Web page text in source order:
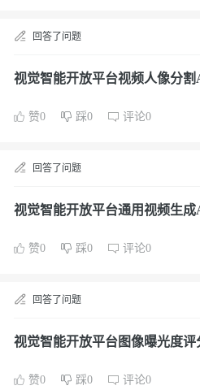
回答了问题
视觉智能开放平台视频人像分
赞0 踩0 评论0
回答了问题
视觉智能开放平台通用视频生成
赞0 踩0 评论0
回答了问题
视觉智能开放平台图像曝光度
赞0 踩0 评论0